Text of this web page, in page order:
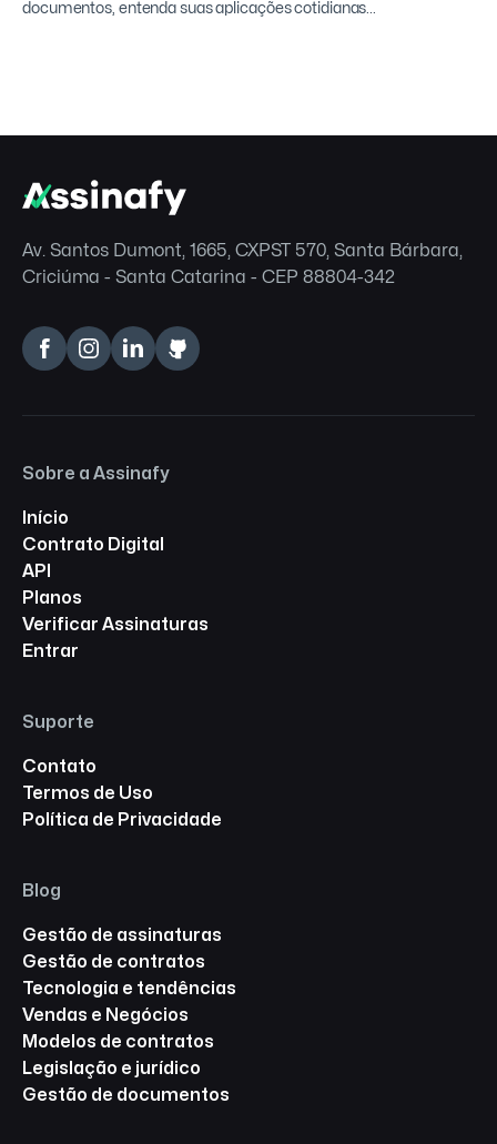
documentos, entenda suas aplicações cotidianas...
Av. Santos Dumont, 1665, CXPST 570, Santa Bárbara,
Criciúma - Santa Catarina - CEP 88804-342
Sobre a Assinafy
Início
Contrato Digital
API
Planos
Verificar Assinaturas
Entrar
Suporte
Contato
Termos de Uso
Política de Privacidade
Blog
Gestão de assinaturas
Gestão de contratos
Tecnologia e tendências
Vendas e Negócios
Modelos de contratos
Legislação e jurídico
Gestão de documentos